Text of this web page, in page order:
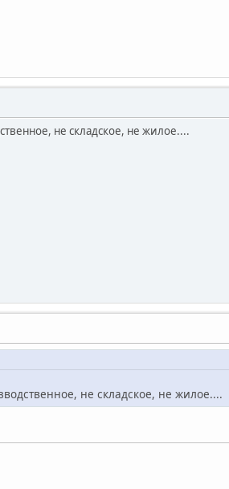
не складское, не жилое....
не складское, не жилое....